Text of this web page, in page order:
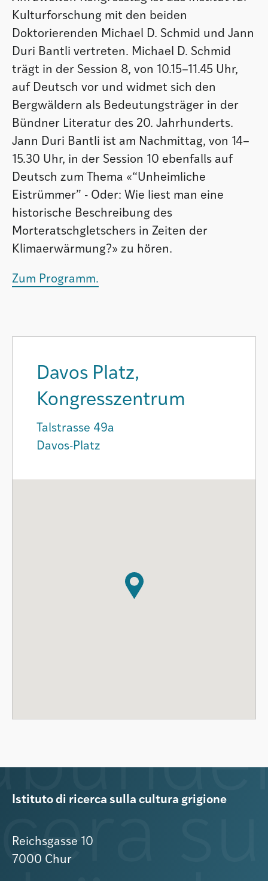
Kulturforschung mit den beiden
Doktorierenden Michael D. Schmid und Jann
Duri Bantli vertreten. Michael D. Schmid
trägt in der Session 8, von 10.15–11.45 Uhr,
auf Deutsch vor und widmet sich den
Bergwäldern als Bedeutungsträger in der
Bündner Literatur des 20. Jahrhunderts.
Jann Duri Bantli ist am Nachmittag, von 14–
15.30 Uhr, in der Session 10 ebenfalls auf
Deutsch zum Thema «“Unheimliche
Eistrümmer” - Oder: Wie liest man eine
historische Beschreibung des
Morteratschgletschers in Zeiten der
Klimaerwärmung?» zu hören.
Zum Programm.
Davos Platz,
Kongresszentrum
Talstrasse 49a
Davos-Platz
Istituto di ricerca sulla cultura grigione
Reichsgasse 10
7000 Chur